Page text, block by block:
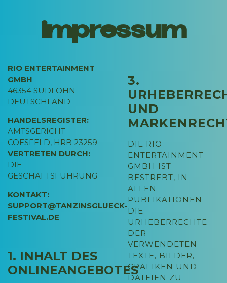
impressum
RIO ENTERTAINMENT
GMBH
46354 SÜDLOHN
DEUTSCHLAND
HANDELSREGISTER:
AMTSGERICHT
COESFELD, HRB 23259
VERTRETEN DURCH:
DIE
GESCHÄFTSFÜHRUNG
KONTAKT:
SUPPORT@TANZINSGLUECK-
FESTIVAL.DE
1. INHALT DES
ONLINEANGEBOTES
3.
UND
DIE RIO
ENTERTAINMENT
GMBH IST
BESTREBT, IN
ALLEN
PUBLIKATIONEN
DIE
URHEBERRECHTE
DER
VERWENDETEN
TEXTE, BILDER,
GRAFIKEN UND
DATEIEN ZU